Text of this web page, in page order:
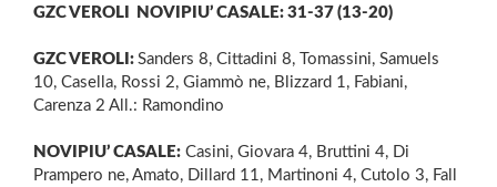
GZC VEROLI  NOVIPIU’ CASALE: 31-37 (13-20)
GZC VEROLI: Sanders 8, Cittadini 8, Tomassini, Samuels
10, Casella, Rossi 2, Giammò ne, Blizzard 1, Fabiani,
Carenza 2 All.: Ramondino
NOVIPIU’ CASALE: Casini, Giovara 4, Bruttini 4, Di
Prampero ne, Amato, Dillard 11, Martinoni 4, Cutolo 3, Fall